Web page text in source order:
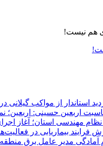
استاندار از مواکب گیلانی
مناسبت اربعین حسینی:
نظام مهندسی استان؛ آغاز
فرایند بیماریابی در
آمادگی مدیر عامل برق